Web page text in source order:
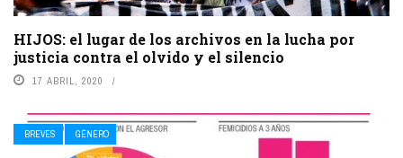
HIJOS: el lugar de los archivos en la lucha por
justicia contra el olvido y el silencio
17 ABRIL, 2020
BREVES GÉNERO